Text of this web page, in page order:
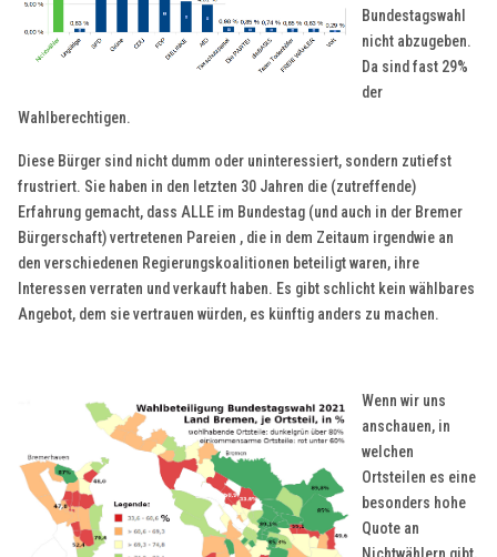
Bundestagswahl
nicht abzugeben.
Da sind fast 29%
der
Wahlberechtigen.
Diese Bürger sind nicht dumm oder uninteressiert, sondern zutiefst
frustriert. Sie haben in den letzten 30 Jahren die (zutreffende)
Erfahrung gemacht, dass ALLE im Bundestag (und auch in der Bremer
Bürgerschaft) vertretenen Pareien , die in dem Zeitaum irgendwie an
den verschiedenen Regierungskoalitionen beteiligt waren, ihre
Interessen verraten und verkauft haben. Es gibt schlicht kein wählbares
Angebot, dem sie vertrauen würden, es künftig anders zu machen.
Wenn wir uns
anschauen, in
welchen
Ortsteilen es eine
besonders hohe
Quote an